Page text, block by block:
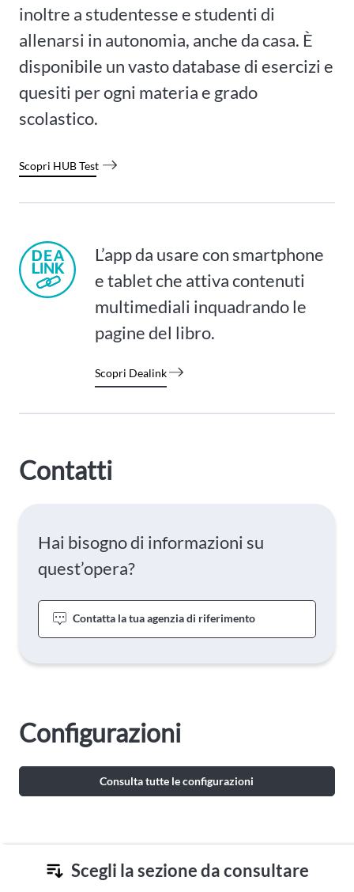
Scegli la sezione da consultare
inoltre a studentesse e studenti di
allenarsi in autonomia, anche da casa. È
disponibile un vasto database di esercizi e
quesiti per ogni materia e grado
scolastico.
Scopri HUB Test
L’app da usare con smartphone
e tablet che attiva contenuti
multimediali inquadrando le
pagine del libro.
Scopri Dealink
Contatti
Hai bisogno di informazioni su
quest’opera?
Contatta la tua agenzia di riferimento
Configurazioni
Consulta tutte le configurazioni